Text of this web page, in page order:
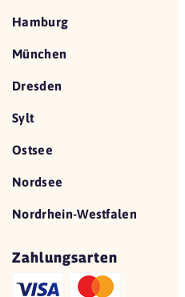
Hamburg
München
Dresden
Sylt
Ostsee
Nordsee
Nordrhein-Westfalen
Zahlungsarten